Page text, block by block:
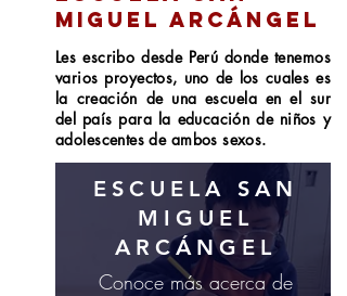
miguel arcángel
Les escribo desde Perú donde tenemos
varios proyectos, uno de los cuales es
la creación de una escuela en el sur
del país para la educación de niños y
adolescentes de ambos sexos.
ESCUELA SAN
MIGUEL
ARCÁNGEL
Conoce más acerca de